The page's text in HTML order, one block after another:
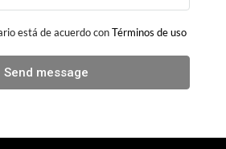
está de acuerdo conTérminos de uso
Send message